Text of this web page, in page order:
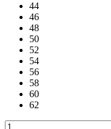
44
46
48
50
52
54
56
58
60
62